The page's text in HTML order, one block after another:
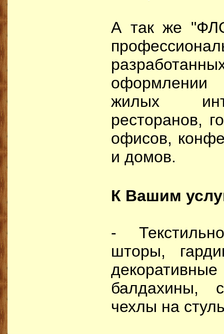
А так же
жилых
ресторанов,
офисов,
и домов.
К Вашим
-
шторы,
балдахины,
чехлы на